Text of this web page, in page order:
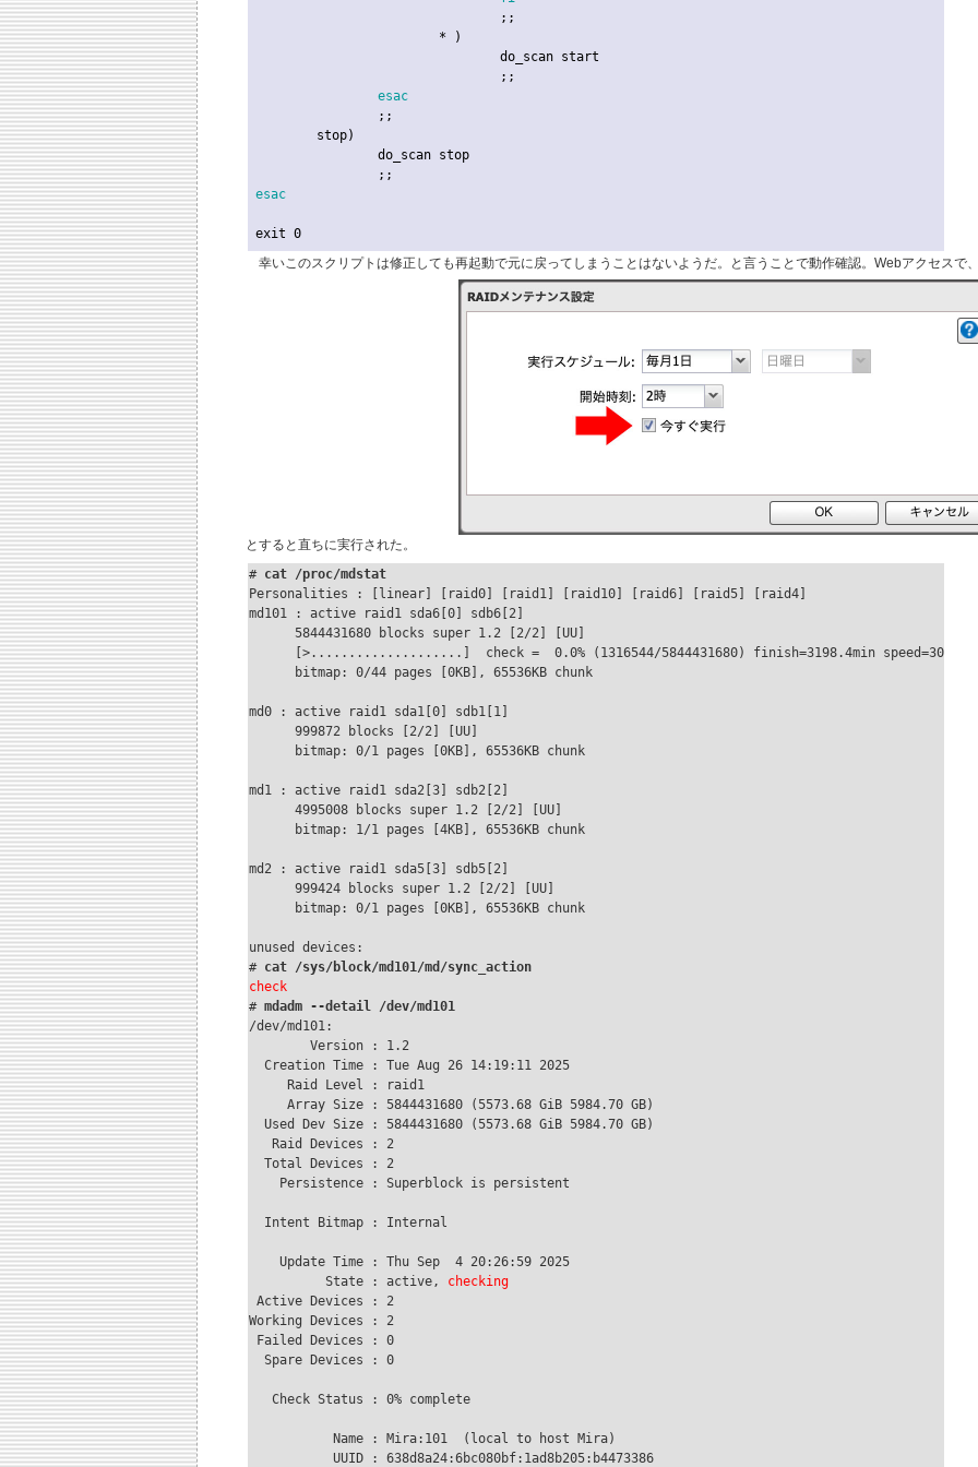
esac
esac
exit 0
幸いこのスクリプトは修正しても再起動で元に戻ってしまうことはないようだ。と言うことで動作確認。Webアクセスで
とすると直ちに実行された。
# cat /proc/mdstat
Personalities : [linear] [raid0] [raid1] [raid10] [raid6] [raid5] [raid4]
md101 : active raid1 sda6[0] sdb6[2]
      5844431680 blocks super 1.2 [2/2] [UU]
[>....................]  check =  0.0% (1316544/5844431680) finish=3198.4min
      bitmap: 0/44 pages [0KB], 65536KB chunk
md0 : active raid1 sda1[0] sdb1[1]
      999872 blocks [2/2] [UU]
      bitmap: 0/1 pages [0KB], 65536KB chunk
md1 : active raid1 sda2[3] sdb2[2]
      4995008 blocks super 1.2 [2/2] [UU]
      bitmap: 1/1 pages [4KB], 65536KB chunk
md2 : active raid1 sda5[3] sdb5[2]
      999424 blocks super 1.2 [2/2] [UU]
      bitmap: 0/1 pages [0KB], 65536KB chunk
unused devices:
# cat /sys/block/md101/md/sync_action
check
# mdadm --detail /dev/md101
/dev/md101:
        Version : 1.2
  Creation Time : Tue Aug 26 14:19:11 2025
     Raid Level : raid1
     Array Size : 5844431680 (5573.68 GiB 5984.70 GB)
  Used Dev Size : 5844431680 (5573.68 GiB 5984.70 GB)
   Raid Devices : 2
  Total Devices : 2
    Persistence : Superblock is persistent
  Intent Bitmap : Internal
    Update Time : Thu Sep  4 20:26:59 2025
          State : active,
checking
Active Devices : 2
Working Devices : 2
Failed Devices : 0
  Spare Devices : 0
   Check Status : 0% complete
           Name : Mira:101  (local to host Mira)
           UUID : 638d8a24:6bc080bf:1ad8b205:b4473386